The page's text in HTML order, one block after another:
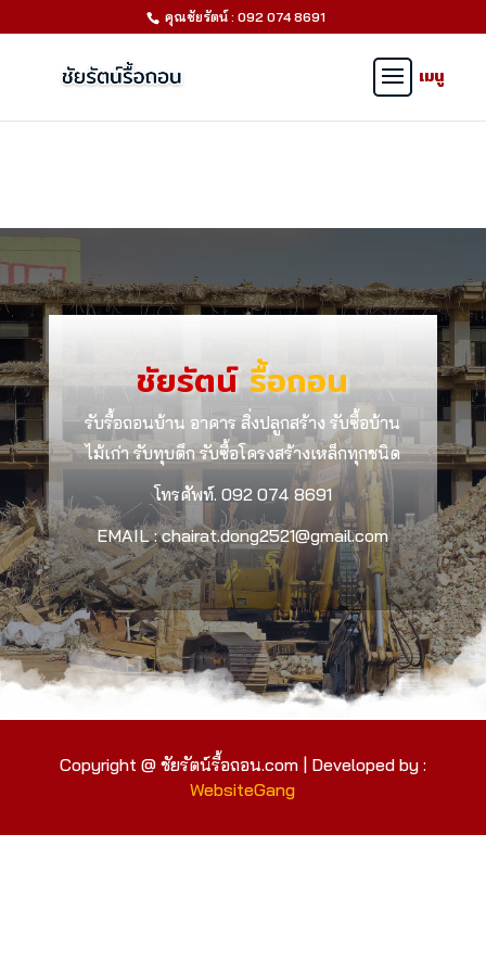
คุณชัยรัตน์ : 092 074 8691
ชัยรัตน์รื้อถอน
รับรื้อถอนบ้าน อาคาร สิ่งปลูกสร้าง รับซื้อบ้าน
ไม้เก่า รับทุบตึก รับซื้อโครงสร้างเหล็กทุกชนิด
โทรศัพท์. 092 074 8691
EMAIL : chairat.dong2521@gmail.com
Copyright @ ชัยรัตน์รื้อถอน.com | Developed by :
WebsiteGang